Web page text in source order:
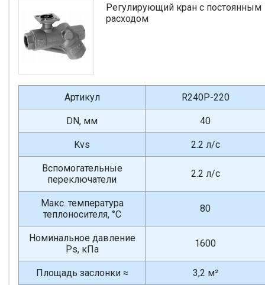
Регулирующий кран с постоянным
расходом
Артикул R240P-220
DN, мм 40
Kvs 2.2 л/с
Вспомогательные
переключатели
2.2 л/с
Макс. температура
теплоносителя, °С
80
Номинальное давление
Ps, кПа
1600
Площадь заслонки ≈ 3,2 м²